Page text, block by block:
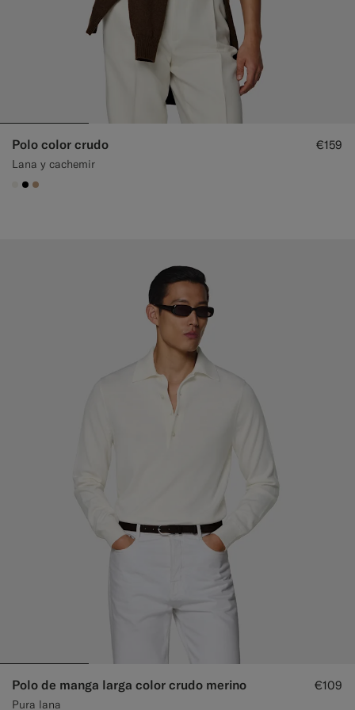
Polo color crudo
Lana y cachemir
€159
#F1EFE8
#000000
#C4A181
Polo de manga larga color crudo merino
Pura lana
€109